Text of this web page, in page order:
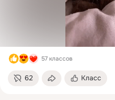
57 классов
62 Класс